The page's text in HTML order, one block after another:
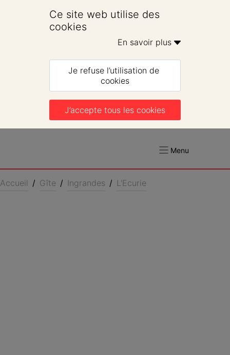
Ce site web utilise des
cookies
En savoir plus
Je refuse l’utilisation de
cookies
J’accepte tous les cookies
Menu
Accueil / Gîte / Ingrandes / L'Ecurie